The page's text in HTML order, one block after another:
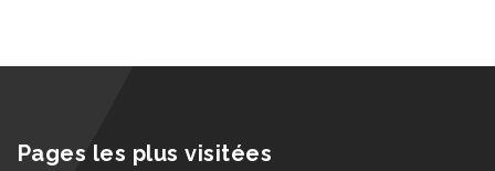
Pages les plus visitées